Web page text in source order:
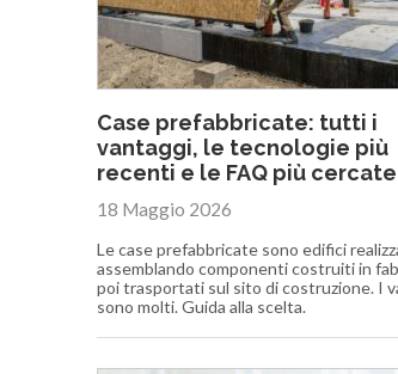
Case prefabbricate: tutti i
vantaggi, le tecnologie più
recenti e le FAQ più cercate
18 Maggio 2026
Le case prefabbricate sono edifici
assemblando componenti costruiti in
poi trasportati sul sito di costruzione. I
sono molti. Guida alla scelta.